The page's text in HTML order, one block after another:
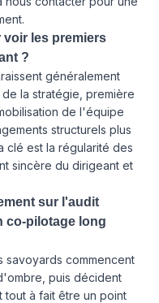
voir les premiers
?
généralement
la stratégie, première
de l'équipe
structurels plus
clé est la régularité des
sincère du dirigeant et
sur l'audit
co-pilotage long
savoyards commencent
puis décident
tout à fait être un point